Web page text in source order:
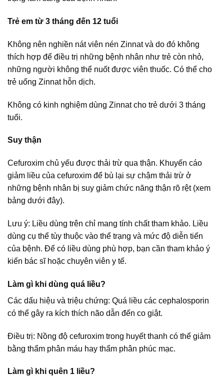
Trẻ em từ 3 tháng đến 12 tuổi
Không nên nghiền nát viên nén Zinnat và do đó không
thích hợp để điều trị những bệnh nhân như trẻ còn nhỏ,
những người không thể nuốt được viên thuốc. Có thể cho
trẻ uống Zinnat hỗn dịch.
Không có kinh nghiệm dùng Zinnat cho trẻ dưới 3 tháng
tuổi.
Suy thận
Cefuroxim chủ yếu được thải trừ qua thận. Khuyến cáo
giảm liều của cefuroxim để bù lại sự chậm thải trừ ở
những bệnh nhân bị suy giảm chức năng thận rõ rệt (xem
bảng dưới đây).
Lưu ý: Liều dùng trên chỉ mang tính chất tham khảo. Liều
dùng cụ thể tùy thuộc vào thể trạng và mức độ diễn tiến
của bệnh. Để có liều dùng phù hợp, bạn cần tham khảo ý
kiến bác sĩ hoặc chuyên viên y tế.
Làm gì khi dùng quá liều?
Các dấu hiệu và triệu chứng: Quá liều các cephalosporin
có thể gây ra kích thích não dẫn đến co giật.
Điều trị: Nồng độ cefuroxim trong huyết thanh có thể giảm
bằng thẩm phân máu hay thẩm phân phúc mạc.
Làm gì khi quên 1 liều?